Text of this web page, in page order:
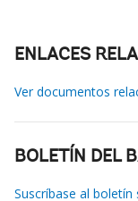
ENLACES
Ver documentos
BOLETÍN DEL
Suscríbase al